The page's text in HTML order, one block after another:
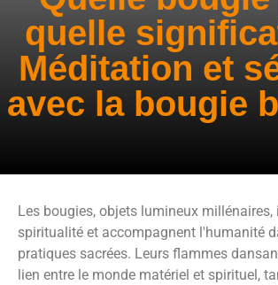
quelle
Méditation et
avec la bougie
Les bougies, objets lumineux millénaires,
spiritualité et accompagnent l'humanité
pratiques sacrées. Leurs flammes
lien entre le monde matériel et spirituel,